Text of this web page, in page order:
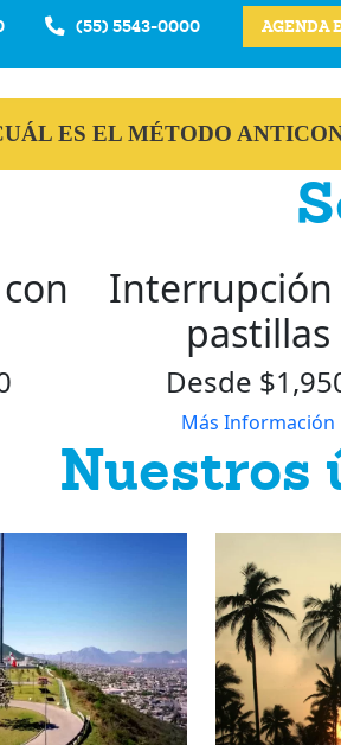
(55) 5543-0000 AGENDA
ES EL MÉTODO
Interrupción
pastillas
Desde
Más Información
Nuestros